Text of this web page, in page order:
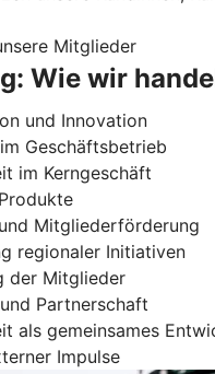
Mitglieder
Wie wir
und Innovation
Geschäftsbetrieb
im Kerngeschäft
Mitgliederförderung
regionaler Initiativen
der Mitglieder
Partnerschaft
als gemeinsames
Impulse